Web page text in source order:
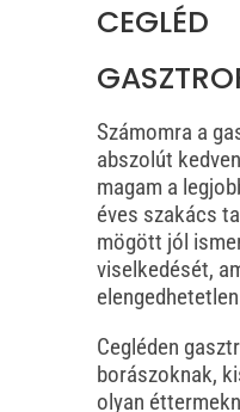
CEGLÉD
Számomra a
abszolút
magam a
éves szakács
mögött jól
viselkedését,
Cegléden
borászoknak,
olyan